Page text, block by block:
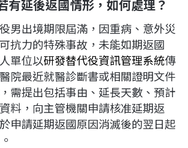
有延後返國情形，如何處理？
男出境期限屆滿，因重病、意外災
抗力的特殊事故，未能如期返國
單位以研發替代役資訊管理系統傳
院最近就醫診斷書或相關證明文件
需提出包括事由、延長天數、預計
料，向主管機關申請核准延期返
申請延期返國原因消滅後的翌日起